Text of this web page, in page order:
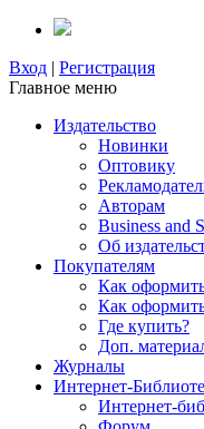
Вход | Регистрация
Главное меню
Издательство
Новинки
Оптовику
Авторам
Business and
Об
Покупателям
Как оформить
Как
Где купить?
Доп.
Журналы
Интернет-
Интернет-